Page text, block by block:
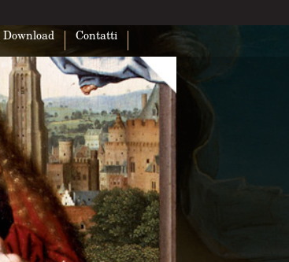
Download Contatti
Questa pagina non carica correttamente Google
Maps.
Sei il proprietario di questo sito web?